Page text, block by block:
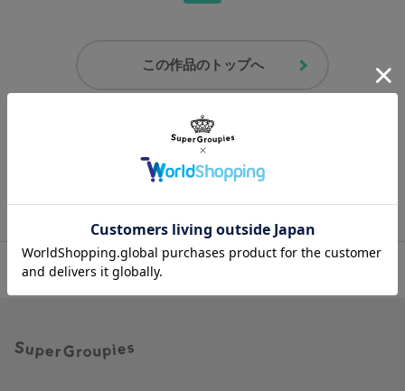
この作品のトップへ
在庫販売のご案内
トップ プリンセスコネクト！Re:Dive